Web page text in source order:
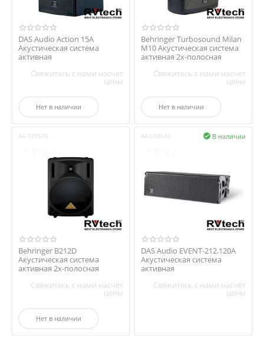
DAS Audio Action 15A
Акустическая система
активная
Свяжитесь с нами насчёт
цены
Нет в наличии
Behringer Turbosound Milan
M10 Акустическая система
активная 2х-полосная
Свяжитесь с нами насчёт
цены
Нет в наличии
AA-737575
Behringer B212D
Акустическая система
активная 2х-полосная
Свяжитесь с нами насчёт
цены
Нет в наличии
AA-503646 В наличии

DAS Audio EVENT-212.120A
Акустическая система
активная
Свяжитесь с нами насчёт
цены